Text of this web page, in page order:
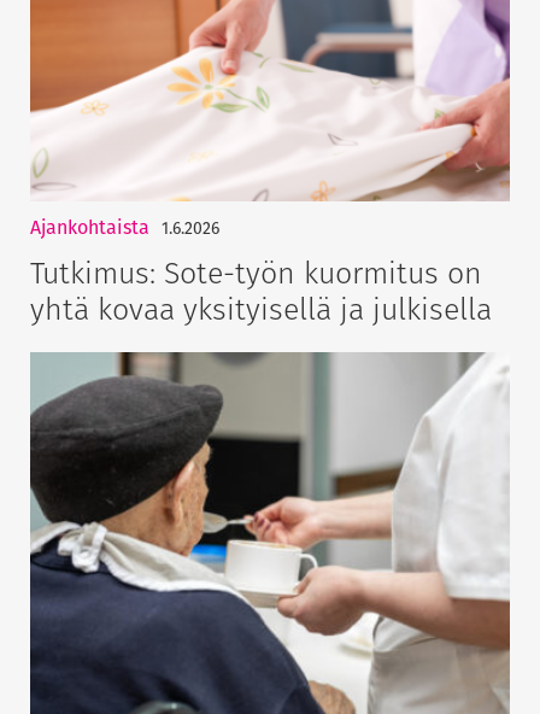
Ajankohtaista 1.6.2026
Tutkimus: Sote-työn kuormitus on
yhtä kovaa yksityisellä ja julkisella